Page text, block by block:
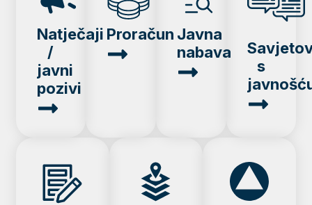
Natječaji
/
javni
pozivi
Proračun Javna
nabava
s